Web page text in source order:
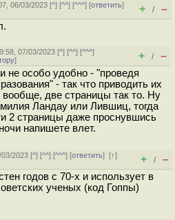
06/03/2023 [^] [^^] [^^^] [ответить]
+ / –
07/03/2023 [^] [^^] [^^^]
] + / –
не особо удобно - "проведя
- так что приводить их
две страницы так то. Ну
Ландау или Лившиц, тогда
2 страницы даже проснувшись
напишете влет.
2023 [^] [^^] [^^^] [ответить][↑]
+ / –
годов с 70-х и использует в
ученых (код Гоппы)